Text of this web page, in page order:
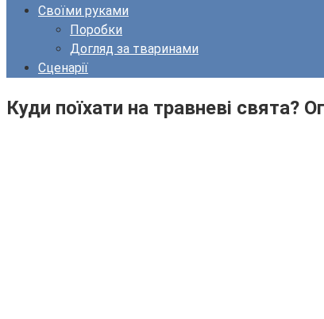
Своїми руками
Поробки
Догляд за тваринами
Сценарії
Куди поїхати на травневі свята?